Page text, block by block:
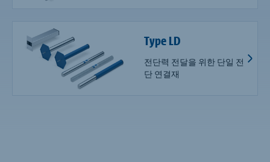
Type LD
전단력 전달을 위한 단일 전
단 연결재